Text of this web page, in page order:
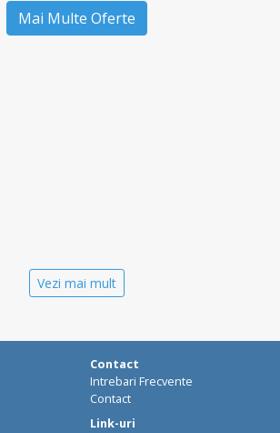
Mai Multe Oferte
Vezi mai mult
Contact
Intrebari Frecvente
Contact
Link-uri